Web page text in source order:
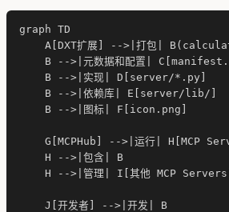
graph TD
A[DXT扩展] -->|打包|
B -->|元数据和配置|
    B -->|实现| D[server/*.py]
    B -->|依赖库| E[server/lib/]
    B -->|图标| F[icon.png]
G[MCPHub] -->|运行| H[MCP
    H -->|包含| B
H -->|管理| I[其他 MCP
    J[开发者] -->|开发| B